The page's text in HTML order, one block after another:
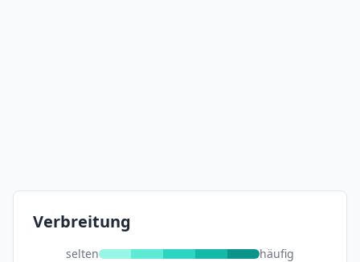
Verbreitung
selten häufig